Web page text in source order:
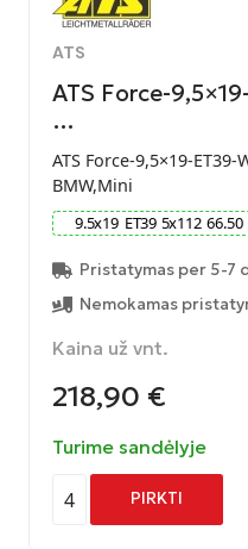
ATS
ATS Force-
…
ATS Force-9,5×19-ET39-
BMW,Mini
9.5x19 ET39 5x112 66.50
Pristatymas per 5-7
Nemokamas
Kaina už vnt.
218,90 €
Turime sandėlyje
4 PIRKTI